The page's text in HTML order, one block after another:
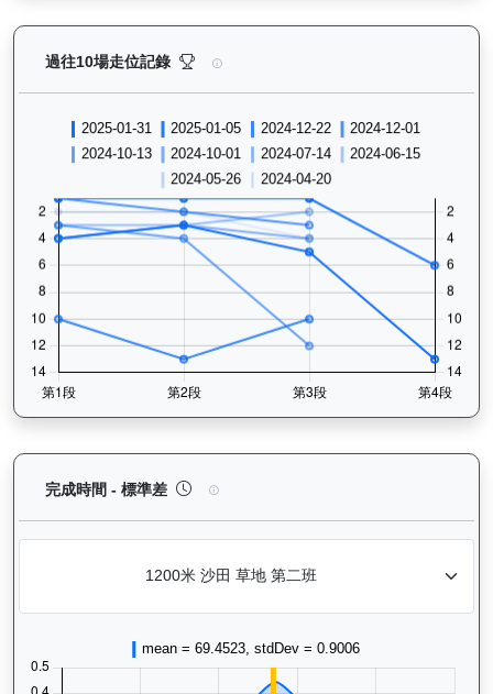
過往10場走位記錄 龍之輝（H410）— 過往走位記錄圖
完成時間 - 標準差 龍之輝（H410）— 完成時間標準差分